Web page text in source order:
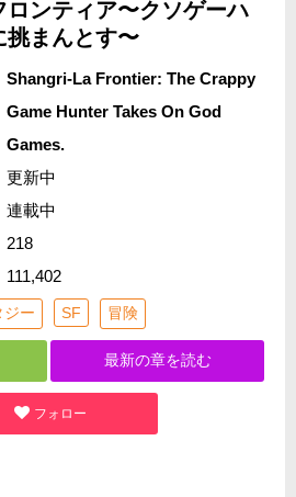
ロンティア〜クソゲーハ
挑まんとす〜
Shangri-La Frontier: The Crappy
Game Hunter Takes On God
Games.
更新中
連載中
218
111,402
ジー SF 冒険
最新の章を読む
フォロー